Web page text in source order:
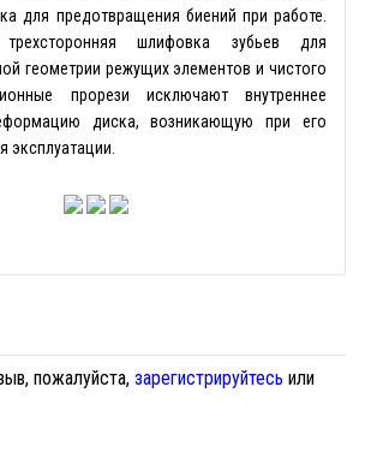
для предотвращения биений при работе.
трехсторонняя шлифовка зубьев для
геометрии режущих элементов и чистого
прорези исключают внутреннее
диска, возникающую при его
эксплуатации.
пожалуйста, зарегистрируйтесь или